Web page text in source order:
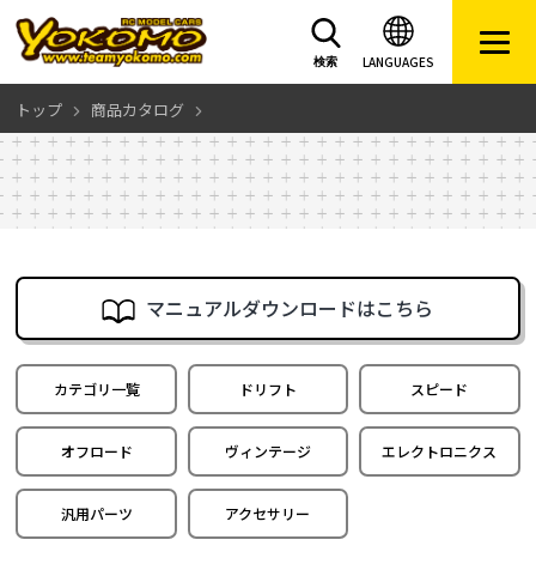
LANGUAGES
検索
トップ 商品カタログ
マニュアルダウンロードはこちら
カテゴリ一覧 ドリフト スピード
オフロード ヴィンテージ エレクトロニクス
汎用パーツ アクセサリー